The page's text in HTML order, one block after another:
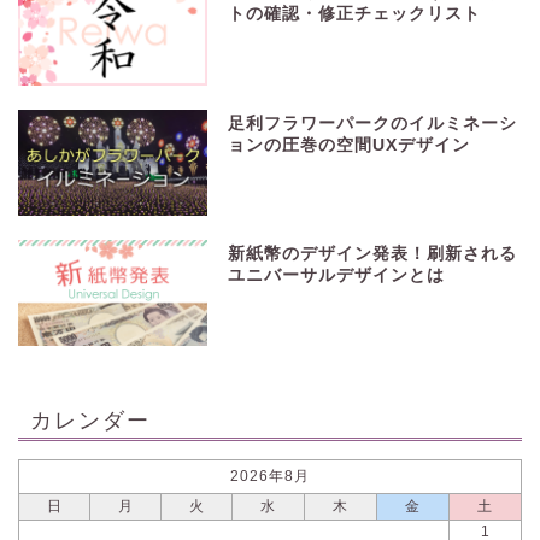
トの確認・修正チェックリスト
足利フラワーパークのイルミネーシ
ョンの圧巻の空間UXデザイン
新紙幣のデザイン発表！刷新される
ユニバーサルデザインとは
カレンダー
2026年8月
日
月 火 水 木 金
土
1